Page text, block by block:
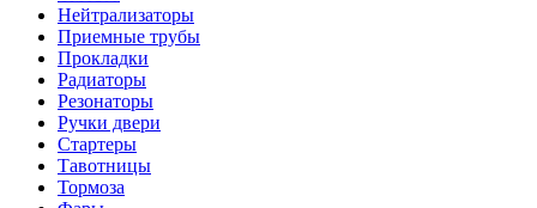
Нейтрализаторы
Приемные трубы
Прокладки
Радиаторы
Резонаторы
Ручки двери
Стартеры
Тавотницы
Тормоза